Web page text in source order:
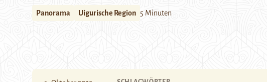
Panorama Uigurische Region 5 Minuten